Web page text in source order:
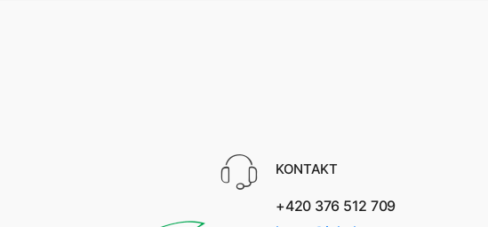
KONTAKT
+420 376 512 709